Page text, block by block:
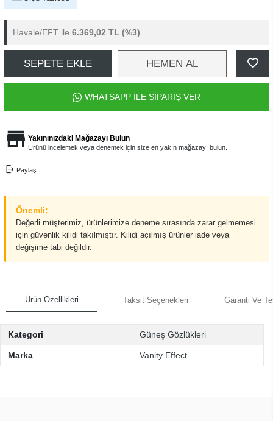
Havale/EFT ile 6.369,02 TL (%3)
SEPETE EKLE HEMEN AL
WHATSAPP İLE SİPARİŞ VER
Yakınınızdaki Mağazayı Bulun
Ürünü incelemek veya denemek için size en yakın mağazayı bulun.
Paylaş
Önemli:
Değerli müşterimiz, ürünlerimize deneme sırasında zarar gelmemesi
için güvenlik kilidi takılmıştır. Kilidi açılmış ürünler iade veya
değişime tabi değildir.
Ürün Özellikleri Taksit Seçenekleri Garanti Ve
Kategori Güneş Gözlükleri
Marka Vanity Effect